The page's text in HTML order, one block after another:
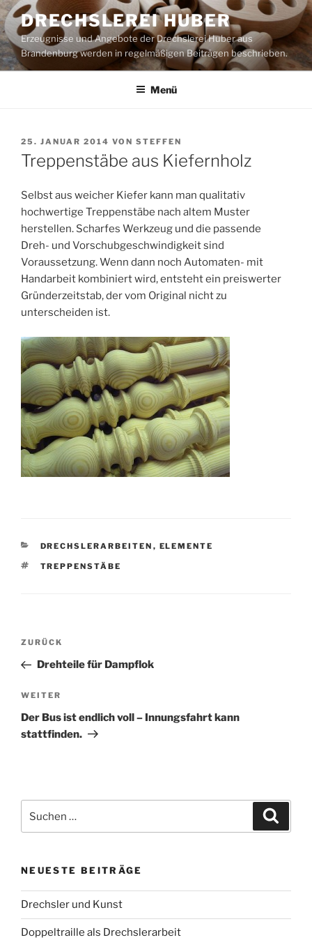
Zum
Inhalt
springen
DRECHSLEREI HUBER
Erzeugnisse und Angebote der Drechslerei Huber aus
Brandenburg werden in regelmäßigen Beiträgen beschrieben.
Menü
VERÖFFENTLICHT
AM
25. JANUAR 2014 VON STEFFEN
Treppenstäbe aus Kiefernholz
Selbst aus weicher Kiefer kann man qualitativ
hochwertige Treppenstäbe nach altem Muster
herstellen. Scharfes Werkzeug und die passende
Dreh- und Vorschubgeschwindigkeit sind
Voraussetzung. Wenn dann noch Automaten- mit
Handarbeit kombiniert wird, entsteht ein preiswerter
Gründerzeitstab, der vom Original nicht zu
unterscheiden ist.
KATEGORIEN
DRECHSLERARBEITEN , ELEMENTE
SCHLAGWÖRTER
TREPPENSTÄBE
Beitragsnavigation
Vorheriger
Beitrag
ZURÜCK
Drehteile für Dampflok
Nächster
Beitrag
WEITER
Der Bus ist endlich voll – Innungsfahrt kann
stattfinden.
nach:
NEUESTE BEITRÄGE
Drechsler und Kunst
Doppeltraille als Drechslerarbeit